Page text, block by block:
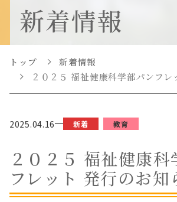
新着情報
トップ
新着情報
２０２５ 福祉健康科学部パンフ
2025.04.16 新着 教育
２０２５ 福祉健康科
フレット 発行のお知